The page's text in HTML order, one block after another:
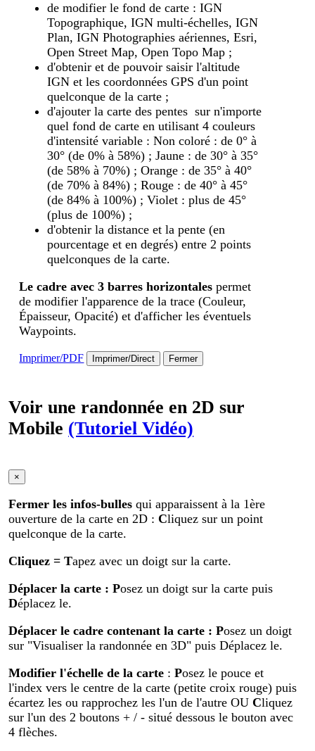
de modifier le fond de carte : IGN
Topographique, IGN multi-échelles, IGN
Plan, IGN Photographies aériennes, Esri,
Open Street Map, Open Topo Map ;
d'obtenir et de pouvoir saisir l'altitude
IGN et les coordonnées GPS d'un point
quelconque de la carte ;
d'ajouter la carte des pentes sur n'importe
quel fond de carte en utilisant 4 couleurs
d'intensité variable : Non coloré : de 0° à
30° (de 0% à 58%) ; Jaune : de 30° à 35°
(de 58% à 70%) ; Orange : de 35° à 40°
(de 70% à 84%) ; Rouge : de 40° à 45°
(de 84% à 100%) ; Violet : plus de 45°
(plus de 100%) ;
d'obtenir la distance et la pente (en
pourcentage et en degrés) entre 2 points
quelconques de la carte.
Le cadre avec 3 barres horizontales permet
de modifier l'apparence de la trace (Couleur,
Épaisseur, Opacité) et d'afficher les éventuels
Waypoints.
Imprimer/PDF Imprimer/Direct Fermer
Voir une randonnée en 2D sur
Mobile (Tutoriel Vidéo)
×
Fermer les infos-bullesqui apparaissent à la 1ère
ouverture de la carte en 2D :Cliquez sur un point
quelconque de la carte.
Cliquez= Tapez avec un doigt sur la carte.
Déplacer la carte : Posez un doigt sur la carte puis
Déplacez le.
Déplacer le cadre contenant la carte :Posez un doigt
sur "Visualiser la randonnée en 3D" puis Déplacez le.
Modifier l'échelle de la carte :Posez le pouce et
l'index vers le centre de la carte (petite croix rouge) puis
écartez les ou rapprochez les l'un de l'autre OUCliquez
sur l'un des 2 boutons + / - situé dessous le bouton avec
4 flèches.